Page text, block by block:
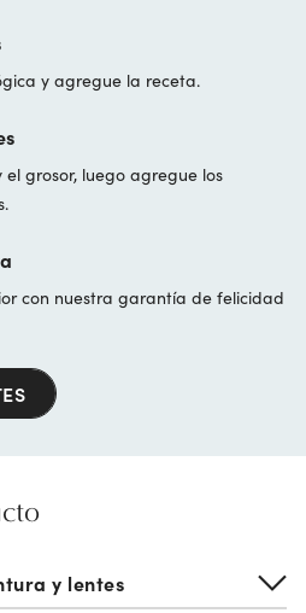
y agregue la receta.
grosor, luego agregue los
con nuestra garantía de felicidad
y lentes